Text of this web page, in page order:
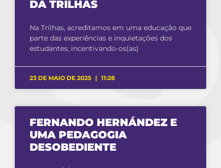
DA TRILHAS
Na Trilhas, acreditamos em uma educação que
parte das experiências e inquietações dos
estudantes, incentivando-os(as)
23 DE MAIO DE 2025 11:28
FERNANDO HERNÁNDEZ E
UMA PEDAGOGIA
DESOBEDIENTE